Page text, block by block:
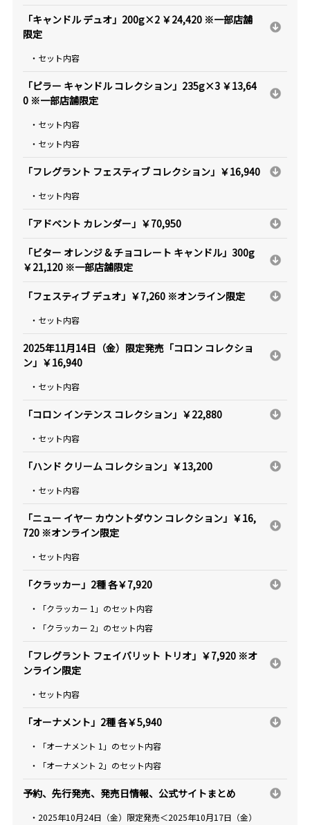
「キャンドル デュオ」200g×2 ￥24,420 ※一部店舗
限定
・セット内容
「ピラー キャンドル コレクション」235g×3 ￥13,64
0 ※一部店舗限定
・セット内容
・セット内容
「フレグラント フェスティブ コレクション」￥16,940
・セット内容
「アドベント カレンダー」￥70,950
「ビター オレンジ & チョコレート キャンドル」300g
￥21,120 ※一部店舗限定
「フェスティブ デュオ」￥7,260 ※オンライン限定
・セット内容
2025年11月14日（金）限定発売「コロン コレクショ
ン」￥16,940
・セット内容
「コロン インテンス コレクション」￥22,880
・セット内容
「ハンド クリーム コレクション」￥13,200
・セット内容
「ニュー イヤー カウントダウン コレクション」￥16,
720 ※オンライン限定
・セット内容
「クラッカー」2種 各￥7,920
・「クラッカー 1」のセット内容
・「クラッカー 2」のセット内容
「フレグラント フェイバリット トリオ」￥7,920 ※オ
ンライン限定
・セット内容
「オーナメント」2種 各￥5,940
・「オーナメント 1」のセット内容
・「オーナメント 2」のセット内容
予約、先行発売、発売日情報、公式サイトまとめ
・2025年10月24日（金）限定発売＜2025年10月17日（金）